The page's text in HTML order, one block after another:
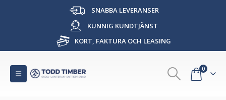
SNABBA LEVERANSER
KUNNIG KUNDTJÄNST
KORT, FAKTURA OCH LEASING
0